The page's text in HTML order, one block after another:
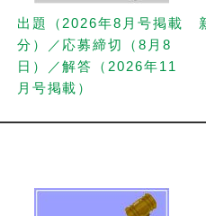
出題（2026年8月号掲載
分）／応募締切（8月8
日）／解答（2026年11
月号掲載）